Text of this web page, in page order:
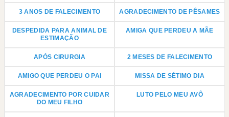
3 ANOS DE FALECIMENTO AGRADECIMENTO DE PÊSAMES
DESPEDIDA PARA ANIMAL DE
ESTIMAÇÃO
AMIGA QUE PERDEU A MÃE
APÓS CIRURGIA 2 MESES DE FALECIMENTO
AMIGO QUE PERDEU O PAI MISSA DE SÉTIMO DIA
AGRADECIMENTO POR CUIDAR
DO MEU FILHO
LUTO PELO MEU AVÔ